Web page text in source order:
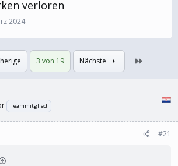
verloren
2024
3 von 19 Nächste Letzte
Teammitglied
#21